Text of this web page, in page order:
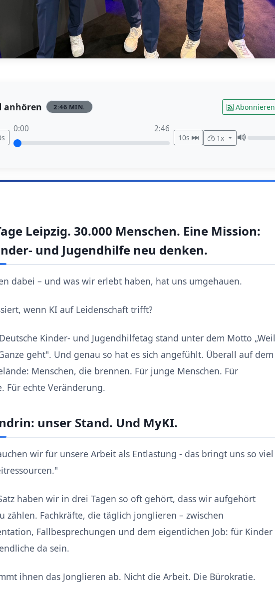
anhören 2:46 MIN. Abonnieren
0:00 2:46
10s 1x
Leipzig. 30.000 Menschen. Eine Mission:
und Jugendhilfe neu denken.
dabei – und was wir erlebt haben, hat uns umgehauen.
wenn KI auf Leidenschaft trifft?
Kinder- und Jugendhilfetag stand unter dem Motto „Weil
geht". Und genau so hat es sich angefühlt. Überall auf dem
Menschen, die brennen. Für junge Menschen. Für
Für echte Veränderung.
unser Stand. Und MyKI.
wir für unsere Arbeit als Entlastung - das bringt uns so viel
haben wir in drei Tagen so oft gehört, dass wir aufgehört
zählen. Fachkräfte, die täglich jonglieren – zwischen
Fallbesprechungen und dem eigentlichen Job: für Kinder
da sein.
ihnen das Jonglieren ab. Nicht die Arbeit. Die Bürokratie.